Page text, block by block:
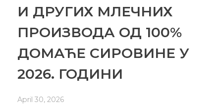
И ДРУГИХ МЛЕЧНИХ
ПРОИЗВОДА ОД 100%
ДОМАЋЕ СИРОВИНЕ У
2026. ГОДИНИ
April 30, 2026